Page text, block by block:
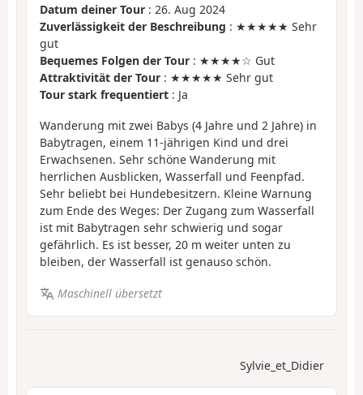
Datum deiner Tour : 26. Aug 2024
Zuverlässigkeit der Beschreibung : ★★★★★ Sehr
gut
Bequemes Folgen der Tour : ★★★★☆ Gut
Attraktivität der Tour : ★★★★★ Sehr gut
Tour stark frequentiert : Ja
Wanderung mit zwei Babys (4 Jahre und 2 Jahre) in
Babytragen, einem 11-jährigen Kind und drei
Erwachsenen. Sehr schöne Wanderung mit
herrlichen Ausblicken, Wasserfall und Feenpfad.
Sehr beliebt bei Hundebesitzern. Kleine Warnung
zum Ende des Weges: Der Zugang zum Wasserfall
ist mit Babytragen sehr schwierig und sogar
gefährlich. Es ist besser, 20 m weiter unten zu
bleiben, der Wasserfall ist genauso schön.
Maschinell übersetzt
Sylvie_et_Didier